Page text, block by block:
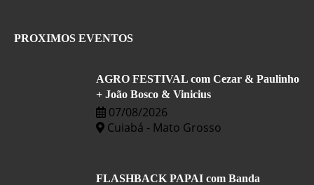
PROXIMOS EVENTOS
AGRO FESTIVAL com Cezar & Paulinho
+ João Bosco & Vinicius
07/08/2026
Cuiabá - Mato Grosso
FLASHBACK PAPAI com Banda